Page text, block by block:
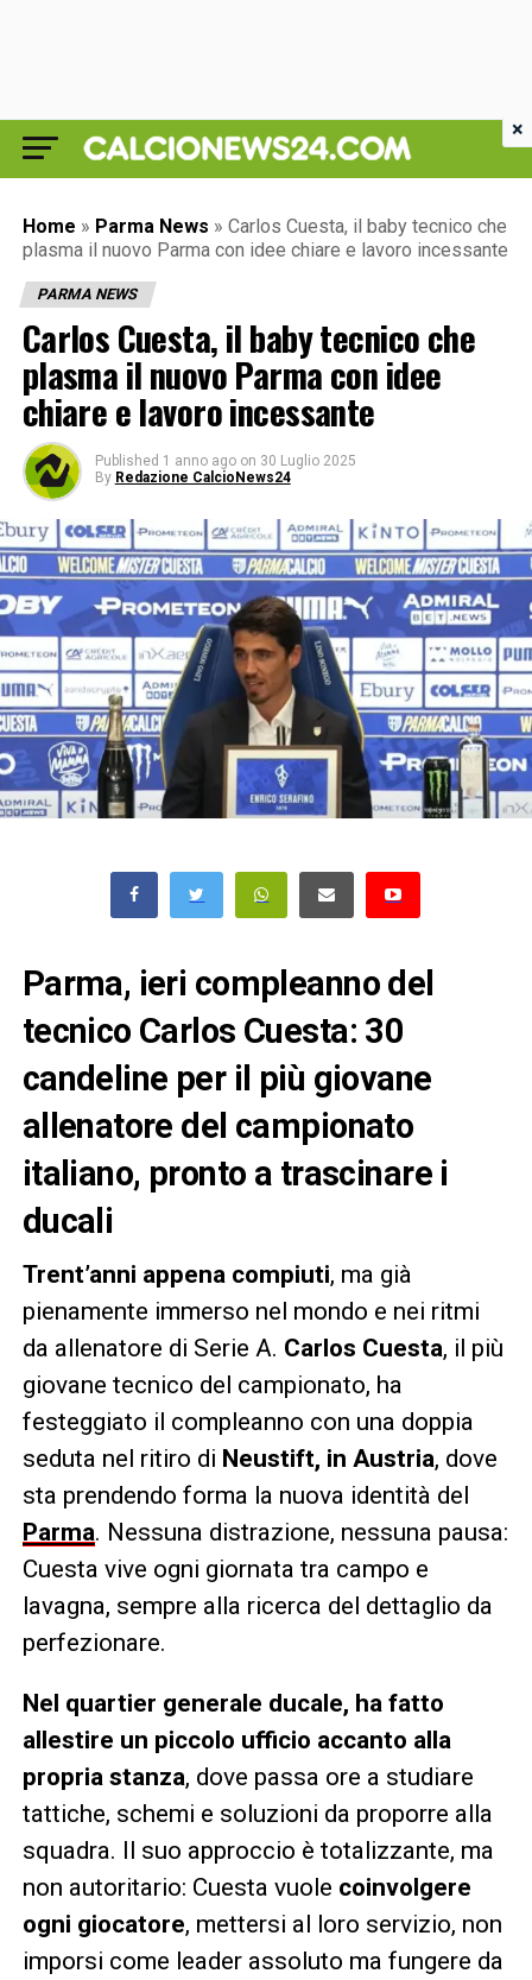
Home » Parma News » Carlos Cuesta, il baby tecnico che
plasma il nuovo Parma con idee chiare e lavoro incessante
PARMA NEWS
Carlos Cuesta, il baby tecnico che
plasma il nuovo Parma con idee
chiare e lavoro incessante
Published 1 anno ago on 30 Luglio 2025
By Redazione CalcioNews24
Parma, ieri compleanno del
tecnico Carlos Cuesta: 30
candeline per il più giovane
allenatore del campionato
italiano, pronto a trascinare i
ducali
Trent’anni appena compiuti, ma già
pienamente immerso nel mondo e nei ritmi
da allenatore di Serie A. Carlos Cuesta, il più
giovane tecnico del campionato, ha
festeggiato il compleanno con una doppia
seduta nel ritiro di Neustift, in Austria, dove
sta prendendo forma la nuova identità del
Parma. Nessuna distrazione, nessuna pausa:
Cuesta vive ogni giornata tra campo e
lavagna, sempre alla ricerca del dettaglio da
perfezionare.
Nel quartier generale ducale, ha fatto
allestire un piccolo ufficio accanto alla
propria stanza, dove passa ore a studiare
tattiche, schemi e soluzioni da proporre alla
squadra. Il suo approccio è totalizzante, ma
non autoritario: Cuesta vuole coinvolgere
ogni giocatore, mettersi al loro servizio, non
imporsi come leader assoluto ma fungere da
×